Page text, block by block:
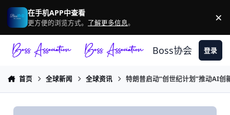
跳转到帖子
在手机APP中查看
更方便的浏览方式。 了解更多信息。 ×
Boss协会 登录
首页 全球新闻 全球资讯 特朗普启动“创世纪计划”推动AI创